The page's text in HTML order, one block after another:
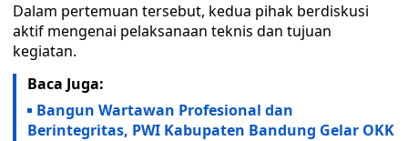
Dalam pertemuan tersebut, kedua pihak berdiskusi
aktif mengenai pelaksanaan teknis dan tujuan
kegiatan.
Baca Juga:
Bangun Wartawan Profesional dan
Berintegritas, PWI Kabupaten Bandung Gelar OKK